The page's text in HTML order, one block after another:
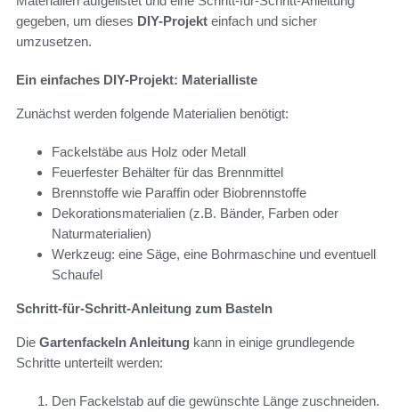
gegeben, um dieses DIY-Projekt einfach und sicher
umzusetzen.
Ein einfaches DIY-Projekt: Materialliste
Zunächst werden folgende Materialien benötigt:
Fackelstäbe aus Holz oder Metall
Feuerfester Behälter für das Brennmittel
Brennstoffe wie Paraffin oder Biobrennstoffe
Dekorationsmaterialien (z.B. Bänder, Farben oder
Naturmaterialien)
Werkzeug: eine Säge, eine Bohrmaschine und eventuell
Schaufel
Schritt-für-Schritt-Anleitung zum Basteln
Die Gartenfackeln Anleitung kann in einige grundlegende
Schritte unterteilt werden:
Den Fackelstab auf die gewünschte Länge zuschneiden.